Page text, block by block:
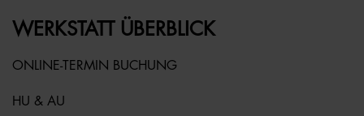
WERKSTATT ÜBERBLICK
ONLINE-TERMIN BUCHUNG
HU & AU